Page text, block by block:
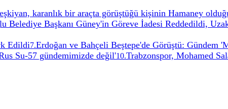
karanlık bir araçta görüştüğü kişinin Hamaney
Belediye Başkanı Güney'in Göreve İadesi Reddedildi,
Edildi7.Erdoğan ve Bahçeli Beştepe'de Görüştü: Gündem
Su-57 gündemimizde değil'10.Trabzonspor, Mohamed